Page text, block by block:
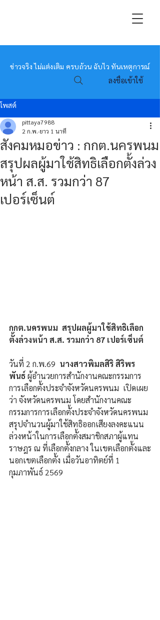
หมอข่าว
ข่าวจริง ไม่แต่งเติม ครบถ้วน ฉับไว ทันเหตุการณ์
ลงชื่อเข้าใช้
โพสต์
สังคมหมอข่าว : กกต.นครพนม
สรุปผลผู้มาใช้สิทธิเลือกตั้งล่วง
หน้า ส.ส. รวมกว่า 87
เปอร์เซ็นต์
pittaya7988
2 ก.พ. ยาว 1 นาที
กกต.นครพนม  สรุปผลผู้มาใช้สิทธิเลือก
ตั้งล่วงหน้า ส.ส. รวมกว่า 87 เปอร์เซ็นต์
วันที่ 2 ก.พ.69 นางสาวพิมลสิริ สิริพร
พันธ์ ผู้อำนวยการสำนักงานคณะกรรมการ
การเลือกตั้งประจำจังหวัดนครพนม  เปิดเผย
ว่า จังหวัดนครพนม โดยสำนักงานคณะ
กรรมการการเลือกตั้งประจำจังหวัดนครพนม
สรุปจำนวนผู้มาใช้สิทธิออกเสียงลงคะแนน
ล่วงหน้าในการเลือกตั้งสมาชิกสภาผู้แทน
ราษฎร ณ ที่เลือกตั้งกลาง ในเขตเลือกตั้งและ
นอกเขตเลือกตั้ง เมื่อวันอาทิตย์ที่ 1
กุมภาพันธ์ 2569